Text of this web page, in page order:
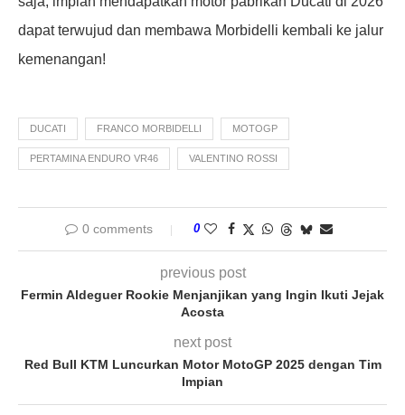
dapat terwujud dan membawa Morbidelli kembali ke jalur
kemenangan!
DUCATI FRANCO MORBIDELLI MOTOGP
PERTAMINA ENDURO VR46 VALENTINO ROSSI
0 comments 0
previous post
Fermin Aldeguer Rookie Menjanjikan yang Ingin Ikuti Jejak
Acosta
next post
Red Bull KTM Luncurkan Motor MotoGP 2025 dengan Tim
Impian